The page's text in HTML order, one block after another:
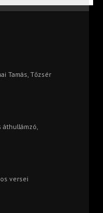
Tamás, Tőzsér
áthullámzó,
versei